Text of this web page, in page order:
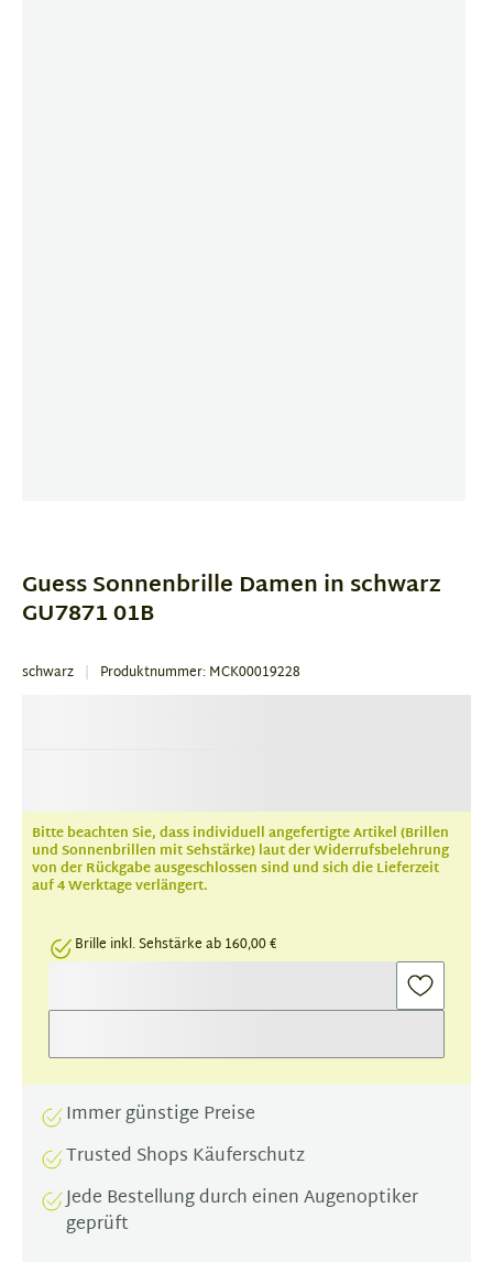
2
Guess Sonnenbrille Damen in schwarz
GU7871 01B
schwarz Produktnummer: MCK00019228
Bitte beachten Sie, dass individuell angefertigte Artikel (Brillen
und Sonnenbrillen mit Sehstärke) laut der Widerrufsbelehrung
von der Rückgabe ausgeschlossen sind und sich die Lieferzeit
auf 4 Werktage verlängert.
Brille inkl. Sehstärke ab 160,00 €
Immer günstige Preise
Trusted Shops Käuferschutz
Jede Bestellung durch einen Augenoptiker
geprüft